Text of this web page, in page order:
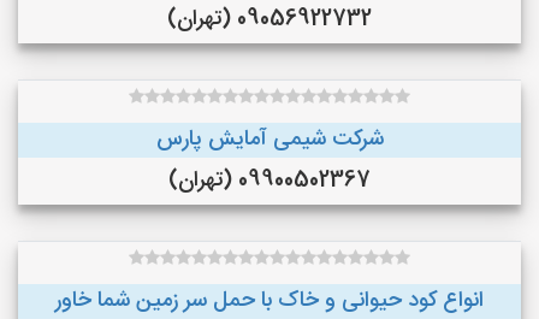
09056922732 (تهران)
شرکت شیمی آمایش پارس
09900502367 (تهران)
انواع کود حیوانی و خاک با حمل سر زمین شما خاور